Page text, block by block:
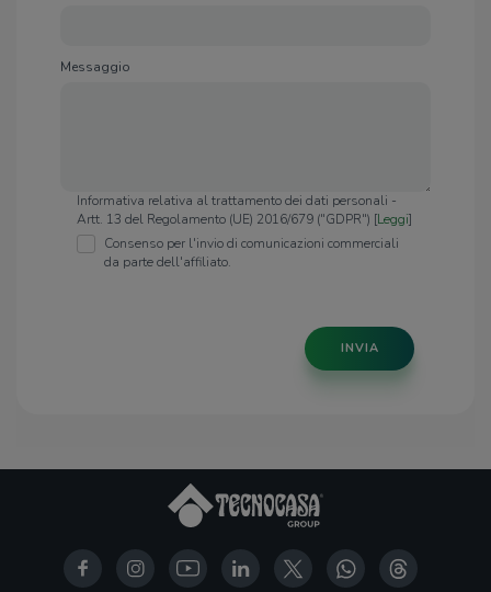
Messaggio
Informativa relativa al trattamento dei dati personali -
Artt. 13 del Regolamento (UE) 2016/679 ("GDPR") [Leggi]
Consenso per l'invio di comunicazioni commerciali
da parte dell'affiliato.
INVIA